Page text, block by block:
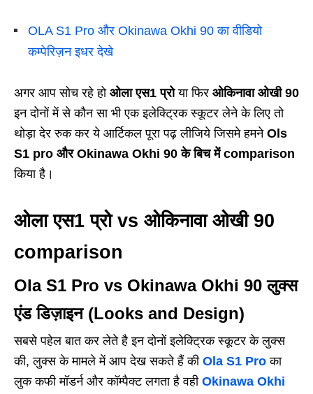
OLA S1 Pro और Okinawa Okhi 90 का वीडियो
कम्पेरिज़न इधर देखे
अगर आप सोच रहे हो ओला एस1 प्रोया फिर ओकिनावा ओखी 90
इन दोनों में से कौन सा भी एक इलेक्ट्रिक स्कूटर लेने के लिए तो
थोड़ा देर रुक कर ये आर्टिकल पूरा पढ़ लीजिये जिसमे हमने Ols
S1 pro और Okinawa Okhi 90 के बिच में comparison
किया है।
ओला एस1 प्रो vs ओकिनावा ओखी 90
comparison
Ola S1 Pro vs Okinawa Okhi 90 लुक्स
एंड डिज़ाइन (Looks and Design)
सबसे पहेल बात कर लेते है इन दोनों इलेक्ट्रिक स्कूटर के लुक्स
की, लुक्स के मामले में आप देख सकते हैं की Ola S1 Pro का
लुक कफी मॉडर्न और कॉम्पैक्ट लगता है वही Okinawa Okhi